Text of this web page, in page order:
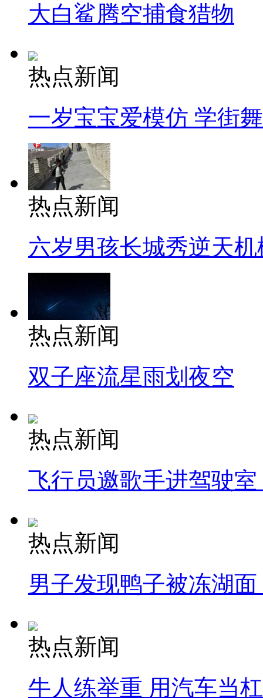
大白鲨腾空捕食猎物
热点新闻
一岁宝宝爱模仿 学街
热点新闻
六岁男孩长城秀逆天机
热点新闻
双子座流星雨划夜空
热点新闻
飞行员邀歌手进驾驶
热点新闻
男子发现鸭子被冻湖
热点新闻
牛人练举重 用汽车当